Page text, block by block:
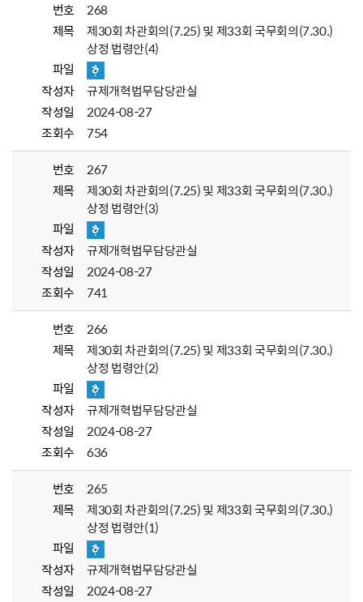
번호
268
제목
제30회 차관회의(7.25) 및 제33회 국무회의(7.30.)
상정 법령안(4)
파일
작성자
규제개혁법무담당관실
작성일
2024-08-27
조회수
754
번호
267
제목
제30회 차관회의(7.25) 및 제33회 국무회의(7.30.)
상정 법령안(3)
파일
작성자
규제개혁법무담당관실
작성일
2024-08-27
조회수
741
번호
266
제목
제30회 차관회의(7.25) 및 제33회 국무회의(7.30.)
상정 법령안(2)
파일
작성자
규제개혁법무담당관실
작성일
2024-08-27
조회수
636
번호
265
제목
제30회 차관회의(7.25) 및 제33회 국무회의(7.30.)
상정 법령안(1)
파일
작성자
규제개혁법무담당관실
작성일
2024-08-27